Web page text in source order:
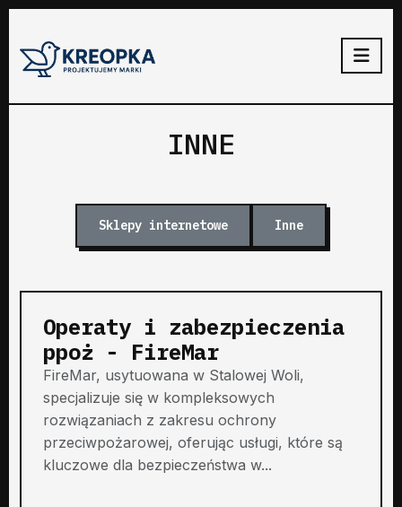
INNE
Sklepy internetowe Inne
Operaty i zabezpieczenia
ppoż - FireMar
FireMar, usytuowana w Stalowej Woli,
specjalizuje się w kompleksowych
rozwiązaniach z zakresu ochrony
przeciwpożarowej, oferując usługi, które są
kluczowe dla bezpieczeństwa w...